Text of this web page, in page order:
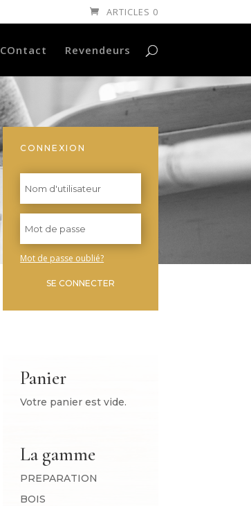
ARTICLES 0
COntact Revendeurs
CONNEXION
Mot de passe oublié?
SE CONNECTER
Panier
Votre panier est vide.
La gamme
PREPARATION
BOIS